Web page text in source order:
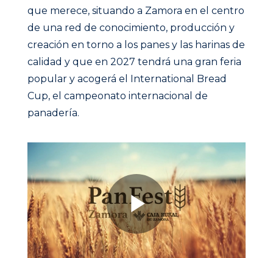
que merece, situando a Zamora en el centro
de una red de conocimiento, producción y
creación en torno a los panes y las harinas de
calidad y que en 2027 tendrá una gran feria
popular y acogerá el International Bread
Cup, el campeonato internacional de
panadería.
Play